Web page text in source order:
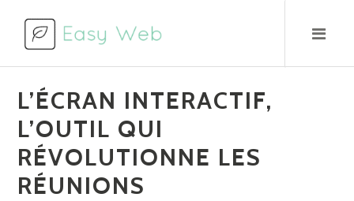
contenu
L’ÉCRAN INTERACTIF,
L’OUTIL QUI
RÉVOLUTIONNE LES
RÉUNIONS